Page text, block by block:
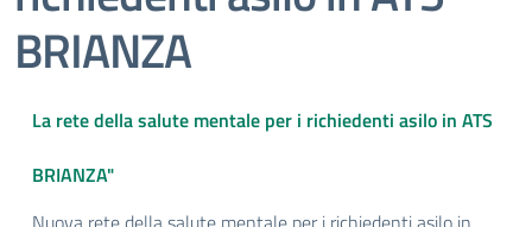
BRIANZA
La rete della salute mentale per i richiedenti asilo in ATS
BRIANZA"